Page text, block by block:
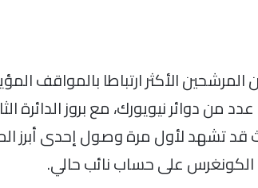
المرشحين الأكثر ارتباطا بالمواقف
من دوائر نيويورك، مع بروز الدائرة
قد تشهد لأول مرة وصول إحدى أبرز
الكونغرس على حساب نائب حالي.